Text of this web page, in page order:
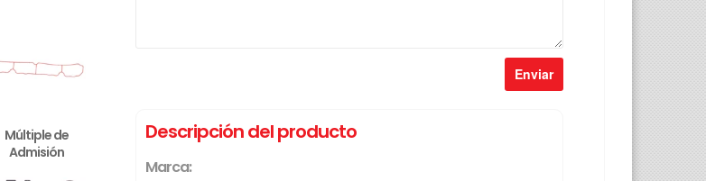
Múltiple de
Admisión
Descripción del producto
Marca: